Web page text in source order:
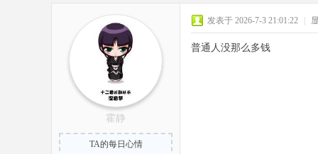
霍静
TA的每日心情
发表于 2026-7-3 21:01:22
普通人没那么多钱